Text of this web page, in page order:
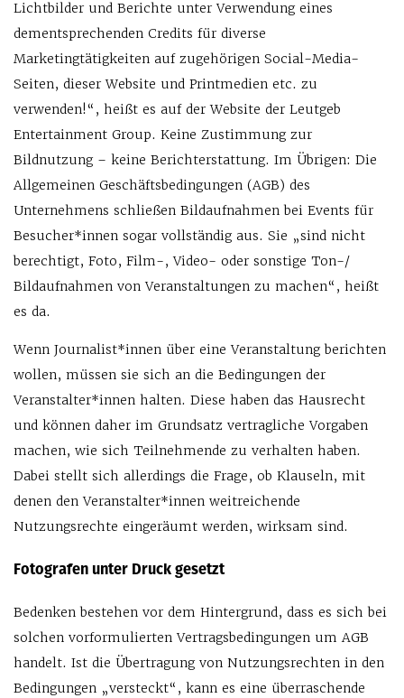
Lichtbilder und Berichte unter Verwendung eines
dementsprechenden Credits für diverse
Marketingtätigkeiten auf zugehörigen Social-Media-
Seiten, dieser Website und Printmedien etc. zu
verwenden!“, heißt es auf der Website der Leutgeb
Entertainment Group. Keine Zustimmung zur
Bildnutzung – keine Berichterstattung. Im Übrigen: Die
Allgemeinen Geschäftsbedingungen (AGB) des
Unternehmens schließen Bildaufnahmen bei Events für
Besucher*innen sogar vollständig aus. Sie „sind nicht
berechtigt, Foto, Film-, Video- oder sonstige Ton-/
Bildaufnahmen von Veranstaltungen zu machen“, heißt
es da.
Wenn Journalist*innen über eine Veranstaltung berichten
wollen, müssen sie sich an die Bedingungen der
Veranstalter*innen halten. Diese haben das Hausrecht
und können daher im Grundsatz vertragliche Vorgaben
machen, wie sich Teilnehmende zu verhalten haben.
Dabei stellt sich allerdings die Frage, ob Klauseln, mit
denen den Veranstalter*innen weitreichende
Nutzungsrechte eingeräumt werden, wirksam sind.
Fotografen unter Druck gesetzt
Bedenken bestehen vor dem Hintergrund, dass es sich bei
solchen vorformulierten Vertragsbedingungen um AGB
handelt. Ist die Übertragung von Nutzungsrechten in den
Bedingungen „versteckt“, kann es eine überraschende